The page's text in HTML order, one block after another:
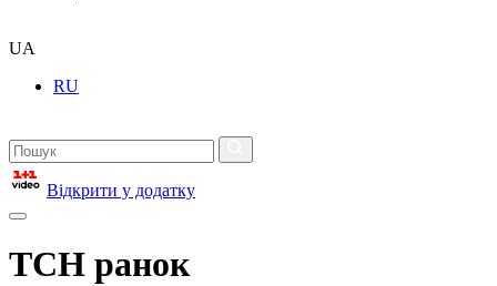
UA
RU
Відкрити у додатку
ТСН ранок